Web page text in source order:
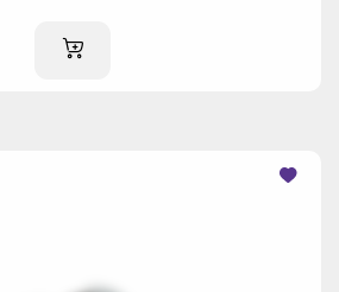
IM WARENKORB